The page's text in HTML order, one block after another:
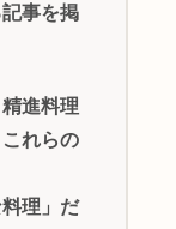
事を掲
進料理
れらの
理」だ